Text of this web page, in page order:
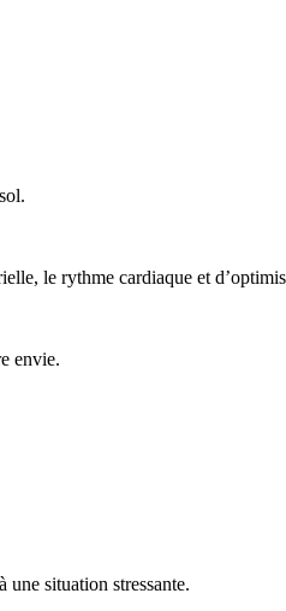
le rythme cardiaque et
envie.
une situation stressante.